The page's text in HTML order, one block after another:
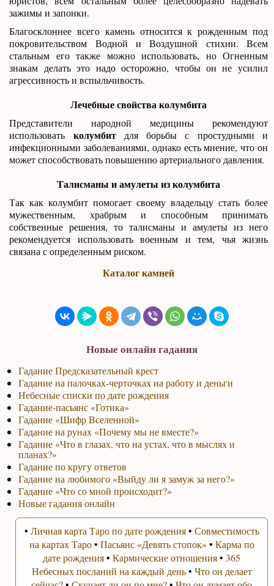
зажимы и запонки.
Благосклоннее всего камень относится к рожденным под
покровительством Водной и Воздушной стихии. Всем
стальным его также можно использовать, но Огненным
знакам делать это надо осторожно, чтобы он не усилил
агрессивность и вспыльчивость.
Лечебные свойства колумбита
Представители народной медицины рекомендуют
использовать колумбитдля борьбы с простудными и
инфекционными заболеваниями, однако есть мнение, что он
может способствовать повышению артериального давления.
Талисманы и амулеты из колумбита
Так как колумбит помогает своему владельцу стать более
мужественным, храбрым и способным принимать
собственные решения, то талисманы и амулеты из него
рекомендуется использовать военным и тем, чья жизнь
связана с определенным риском.
Каталог камней
Новые онлайн гадания
Гадание Предсказательный крест
Гадание на палочках-черточках на работу и деньги
Небесные списки по дате рождения
Гадание-пасьянс «Готика»
Гадание «Шифр Вселенной»
Гадание на рунах «Почему мы не вместе?»
Гадание «Что в глазах, что на устах, что в мыслях и
планах?»
Гадание по кругу ответов
Гадание на любимого «Выйду ли я замуж за него?»
Гадание «Что со мной происходит?»
Новые гадания онлайн
• Личная карта Таро по дате рождения• Совместимость
на картах Таро• Пасьянс «Девять стопок» • Карма по
дате рождения•Кармические отношения•365
Небесных посланий на каждый день• Что он делает